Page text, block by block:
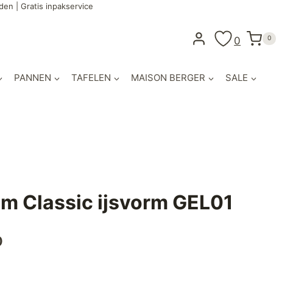
| Gratis inpakservice
0 0
PANNEN TAFELEN MAISON BERGER SALE
Classic ijsvorm GEL01
Huidige